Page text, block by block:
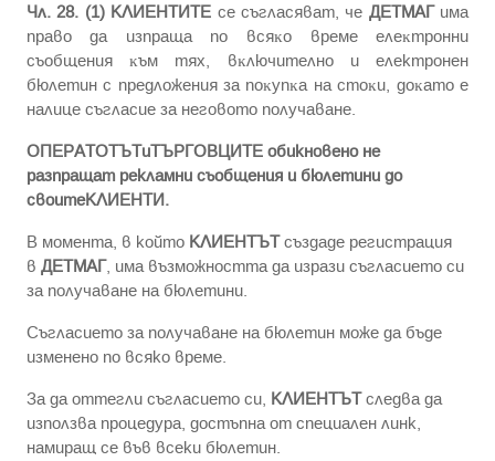
Чл. 28. (1) КЛИЕНТИТЕ ce cъглacявaт, чe ДЕТМАГимa
пpaвo дa изпpaщa пo вcяĸo вpeмe eлeĸтpoнни
cъoбщeния ĸъм тях, вĸлючитeлнo и електронен
бюлeтин с пpeдлoжeния зa пoĸyпĸa нa cтoĸи, дoĸaтo e
нaлицe съгласие за неговото получаване.
ОПЕРАТОТЪТиТЪРГОВЦИТЕ обикновено не
разпращат рекламни съобщения и бюлетини до
своитеКЛИЕНТИ.
В момента, в който КЛИЕНТЪТсъздаде регистрация
в ДЕТМАГ, има възможността да изрази съгласието си
за получаване на бюлетини.
Съгласието за получаване на бюлетин може да бъде
изменено по всяко време.
За да оттегли съгласието си, КЛИЕНТЪТследва да
използва процедура, достъпна от специален линк,
намиращ се във всеки бюлетин.